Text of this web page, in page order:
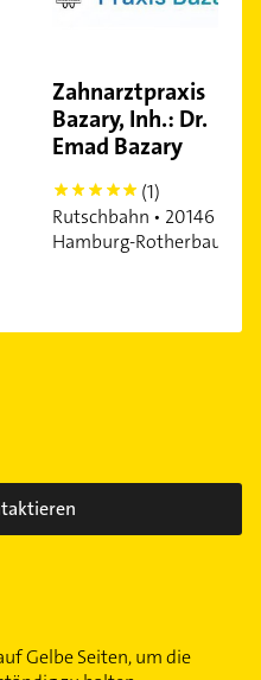
Zahnarztpraxis
Bazary, Inh.: Dr.
Emad Bazary
5
(1)
Rutschbahn • 20146
Hamburg-Rotherbaum
Gelbe Seiten, um die